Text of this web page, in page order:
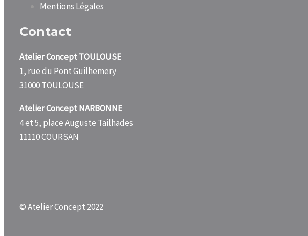
Mentions Légales
Contact
Atelier Concept TOULOUSE
1, rue du Pont Guilhemery
31000 TOULOUSE
Atelier Concept NARBONNE
4 et 5, place Auguste Tailhades
11110 COURSAN
© Atelier Concept 2022